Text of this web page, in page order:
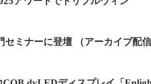
セミナーに登壇 （アーカイブ配信